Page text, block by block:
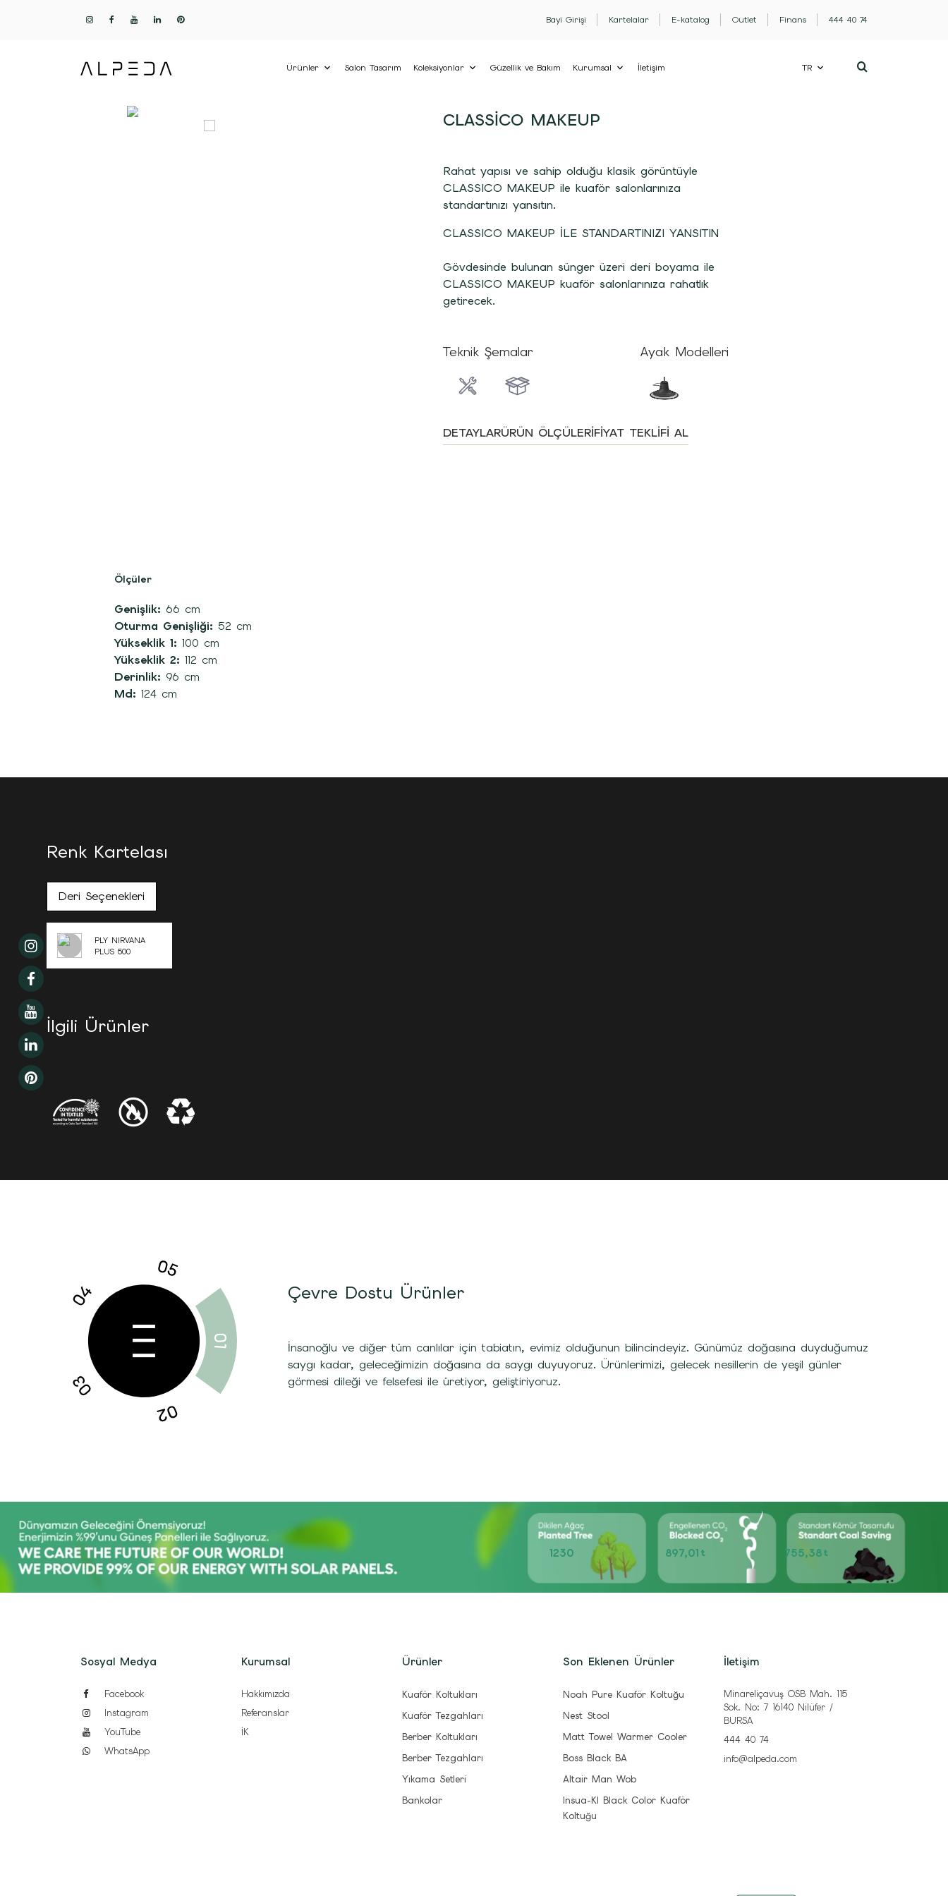
Bayi Girişi Kartelalar E-katalog Outlet Finans 444 40 74
Ürünler Salon Tasarım Koleksiyonlar Güzellik ve Bakım Kurumsal İletişim TR
CLASSICO MAKEUP
Rahat yapısı ve sahip olduğu klasik görüntüyle
CLASSICO MAKEUP ile kuaför salonlarınıza
standartınızı yansıtın.
CLASSICO MAKEUP İLE STANDARTINIZI YANSITIN
Gövdesinde bulunan sünger üzeri deri boyama ile
CLASSICO MAKEUP kuaför salonlarınıza rahatlık
getirecek.
Teknik Şemalar Ayak Modelleri
DETAYLARÜRÜN ÖLÇÜLERIFIYAT TEKLIFI AL
Ölçüler
Genişlik: 66 cm
Oturma Genişliği: 52 cm
Yükseklik 1: 100 cm
Yükseklik 2: 112 cm
Derinlik: 96 cm
Md: 124 cm
Renk Kartelası
Deri Seçenekleri
PLY NIRVANA
PLUS 500
İlgili Ürünler
Çevre Dostu Ürünler
İnsanoğlu ve diğer tüm canlılar için tabiatın, evimiz olduğunun bilincindeyiz. Günümüz doğasına duyduğumuz
saygı kadar, geleceğimizin doğasına da saygı duyuyoruz. Ürünlerimizi, gelecek nesillerin de yeşil günler
görmesi dileği ve felsefesi ile üretiyor, geliştiriyoruz.
1230 897,01 t 755,38t
Sosyal Medya
Facebook
Instagram
YouTube
WhatsApp
Kurumsal
Hakkımızda
Referanslar
İK
Ürünler
Kuaför Koltukları
Kuaför Tezgahları
Berber Koltukları
Berber Tezgahları
Yıkama Setleri
Bankolar
Son Eklenen Ürünler
Noah Pure Kuaför Koltuğu
Nest Stool
Matt Towel Warmer Cooler
Boss Black BA
Altair Man Wob
Insua-Kl Black Color Kuaför
Koltuğu
İletişim
Minareliçavuş OSB Mah. 115
Sok. No: 7 16140 Nilüfer /
BURSA
444 40 74
info@alpeda.com